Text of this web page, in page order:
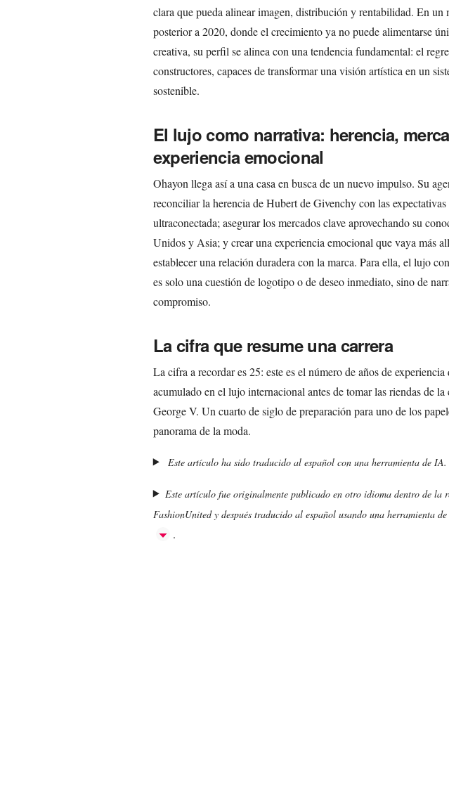
clara que pueda alinear imagen, distribución y rentabilidad. En un
posterior a 2020, donde el crecimiento ya no puede alimentarse
creativa, su perfil se alinea con una tendencia fundamental: el
constructores, capaces de transformar una visión artística en un
sostenible.
El lujo como narrativa: herencia,
experiencia emocional
Ohayon llega así a una casa en busca de un nuevo impulso. Su
reconciliar la herencia de Hubert de Givenchy con las
ultraconectada; asegurar los mercados clave aprovechando su
Unidos y Asia; y crear una experiencia emocional que vaya más
establecer una relación duradera con la marca. Para ella, el lujo
es solo una cuestión de logotipo o de deseo inmediato, sino de
compromiso.
La cifra que resume una carrera
La cifra a recordar es 25: este es el número de años de
acumulado en el lujo internacional antes de tomar las riendas de la
George V. Un cuarto de siglo de preparación para uno de los
panorama de la moda.
Este artículo ha sido traducido al español con una herramienta de IA.
Este artículo fue originalmente publicado en otro idioma dentro de la
FashionUnited y después traducido al español usando una herramienta
.